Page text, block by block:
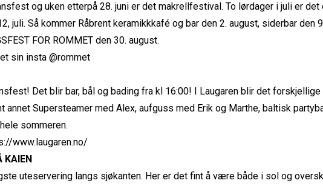
og uken etterpå 28. juni er det makrellfestival. To lørdager i juli er
juli. Så kommer Råbrent keramikkkafé og bar den 2. august, siderbar den
FOR ROMMET den 30. august.
sin insta @rommet
Det blir bar, bål og bading fra kl 16:00! I Laugaren blir det
annet Supersteamer med Alex, aufguss med Erik og Marthe, baltisk
sommeren.
www.laugaren.no/
KAIEN
uteservering langs sjøkanten. Her er det fint å være både i sol og